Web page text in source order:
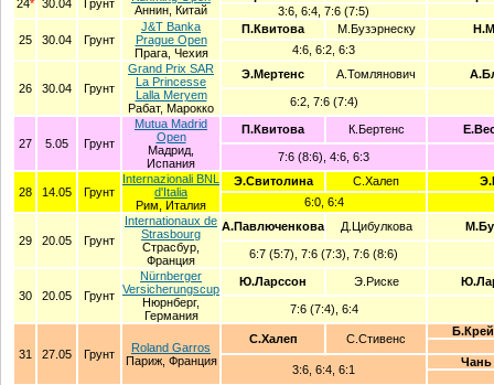
24* 30.04 Грунт
Аннин, Китай
3:6, 6:4, 7:6 (7:5)
25 30.04 Грунт
J&T Banka
Prague Open
Прага, Чехия
П.Квитова М.Бузэрнеску
4:6, 6:2, 6:3
26 30.04 Грунт
Grand Prix SAR
La Princesse
Lalla Meryem
Рабат, Марокко
Э.Мертенс А.Томлянович
6:2, 7:6 (7:4)
27 5.05 Грунт
Mutua Madrid
Open
Мадрид,
Испания
П.Квитова К.Бертенс
7:6 (8:6), 4:6, 6:3
28 14.05 Грунт
Internazionali BNL
d'Italia
Рим, Италия
Э.Свитолина С.Халеп
6:0, 6:4
29 20.05 Грунт
Internationaux de
Strasbourg
Страсбур,
Франция
А.Павлюченкова Д.Цибулкова
6:7 (5:7), 7:6 (7:3), 7:6 (8:6)
30 20.05 Грунт
Nürnberger
Versicherungscup
Нюрнберг,
Германия
Ю.Ларссон Э.Риске
7:6 (7:4), 6:4
31 27.05 Грунт
Roland Garros
Париж, Франция
С.Халеп С.Стивенс
3:6, 6:4, 6:1
Чань